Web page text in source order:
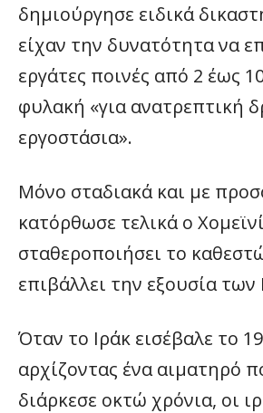
δημιούργησε ειδικά
είχαν την δυνατότητα να
εργάτες ποινές από 2 έως
φυλακή «για ανατρεπτική
εργοστάσια».
Μόνο σταδιακά και με
κατόρθωσε τελικά ο
σταθεροποιήσει το
επιβάλλει την εξουσία
Όταν το Ιράκ εισέβαλε το
αρχίζοντας ένα αιματηρό
διάρκεσε οκτώ χρόνια, οι